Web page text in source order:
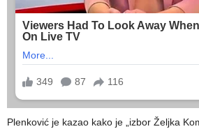
Plenković je kazao kako je „izbor Željka